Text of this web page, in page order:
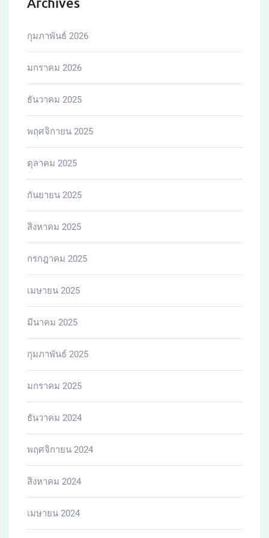
เมษายน 2025
มีนาคม 2025
กุมภาพันธ์ 2025
มกราคม 2025
ธันวาคม 2024
พฤศจิกายน 2024
สิงหาคม 2024
เมษายน 2024
ธันวาคม 2023
สิงหาคม 2021
Categories